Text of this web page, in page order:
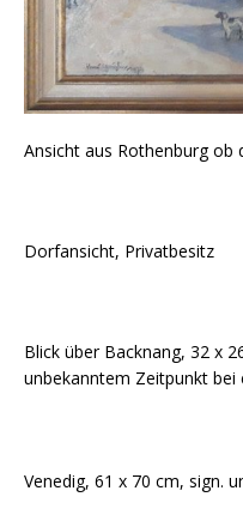
Ansicht aus Rothenburg ob
Dorfansicht, Privatbesitz
Blick über Backnang, 32 x
unbekanntem Zeitpunkt bei
Venedig, 61 x 70 cm, sign.